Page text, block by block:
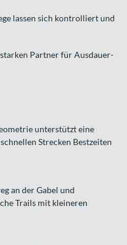
lassen sich kontrolliert und
Partner für Ausdauer-
unterstützt eine
Strecken Bestzeiten
an der Gabel und
Trails mit kleineren